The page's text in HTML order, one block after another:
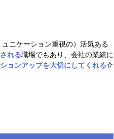
ュニケーション重視の） 活気ある
れる職場でもあり、会社の業績に
ョ ンアップを大切にして くれる企